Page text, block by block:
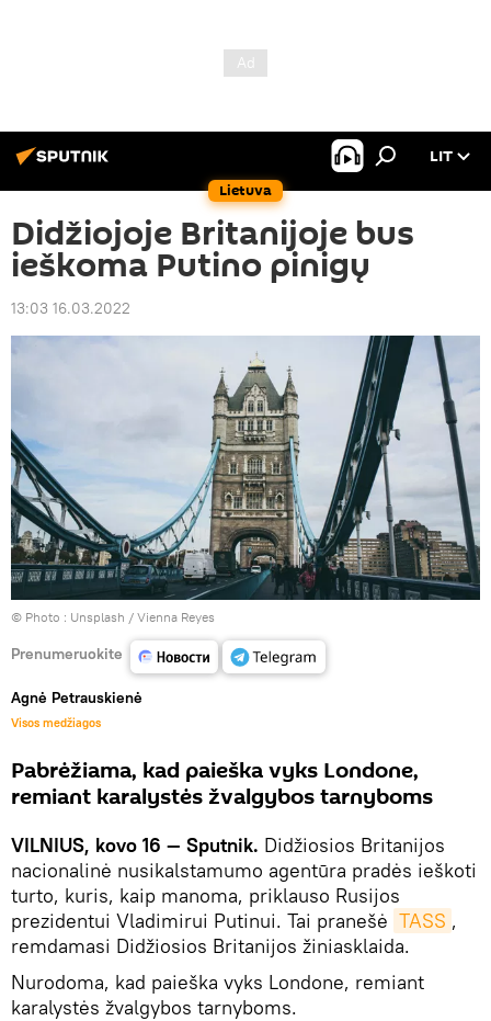
Lietuva
LIT
Didžiojoje Britanijoje bus
ieškoma Putino pinigų
13:03 16.03.2022
© Photo : Unsplash / Vienna Reyes
Prenumeruokite
Agnė Petrauskienė
Visos medžiagos
Pabrėžiama, kad paieška vyks Londone,
remiant karalystės žvalgybos tarnyboms
VILNIUS, kovo 16 — Sputnik. Didžiosios Britanijos
nacionalinė nusikalstamumo agentūra pradės ieškoti
turto, kuris, kaip manoma, priklauso Rusijos
prezidentui Vladimirui Putinui. Tai pranešė TASS ,
remdamasi Didžiosios Britanijos žiniasklaida.
Nurodoma, kad paieška vyks Londone, remiant
karalystės žvalgybos tarnyboms.